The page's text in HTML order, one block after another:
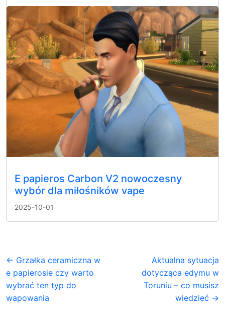
E papieros Carbon V2 nowoczesny
wybór dla miłośników vape
2025-10-01
← Grzałka ceramiczna w
e papierosie czy warto
wybrać ten typ do
wapowania
Aktualna sytuacja
dotycząca edymu w
Toruniu – co musisz
wiedzieć →